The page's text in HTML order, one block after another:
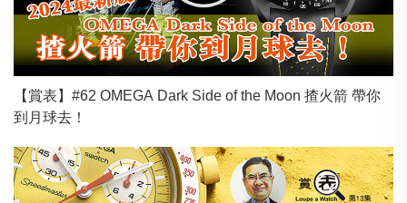
【賞表】#62 OMEGA Dark Side of the Moon 揸火箭 帶你
到月球去！